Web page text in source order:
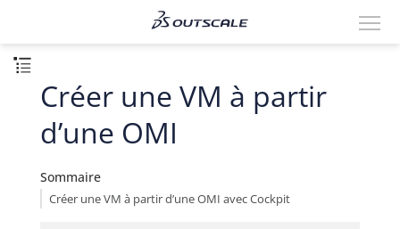
Créer une VM à partir
d’une OMI
Sommaire
Créer une VM à partir d’une OMI avec Cockpit